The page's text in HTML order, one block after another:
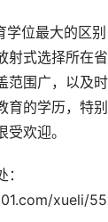
学位最大的区
射式选择所在
范围广，以及
育的学历，特
欢迎。
xueli/